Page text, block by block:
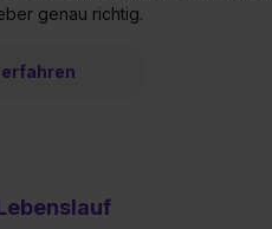
genau richtig.